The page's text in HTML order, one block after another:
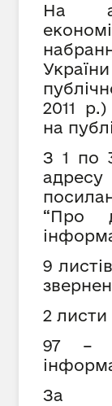
На
2011
на
З 1 по
“Про
9
2 листи
97 –
За